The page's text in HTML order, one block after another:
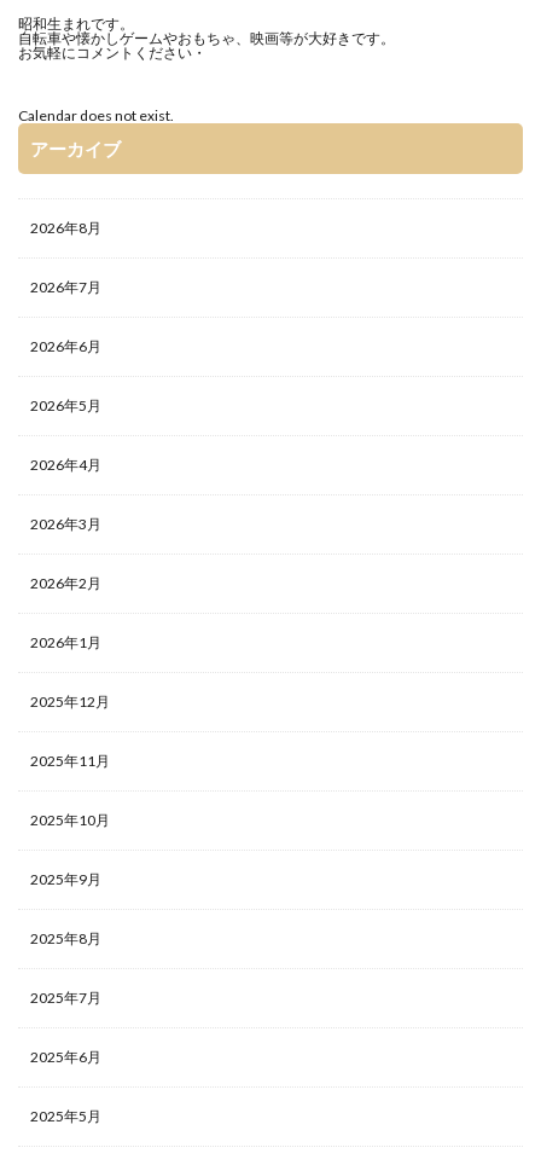
昭和生まれです。
自転車や懐かしゲームやおもちゃ、映画等が大好きです。
お気軽にコメントください・
Calendar does not exist.
アーカイブ
2026年8月
2026年7月
2026年6月
2026年5月
2026年4月
2026年3月
2026年2月
2026年1月
2025年12月
2025年11月
2025年10月
2025年9月
2025年8月
2025年7月
2025年6月
2025年5月